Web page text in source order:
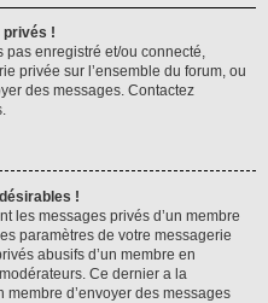
privés !
pas enregistré et/ou connecté,
privée sur l’ensemble du forum, ou
des messages. Contactez
!
les messages privés d’un membre
paramètres de votre messagerie
abusifs d’un membre en
Ce dernier a la
d’envoyer des messages